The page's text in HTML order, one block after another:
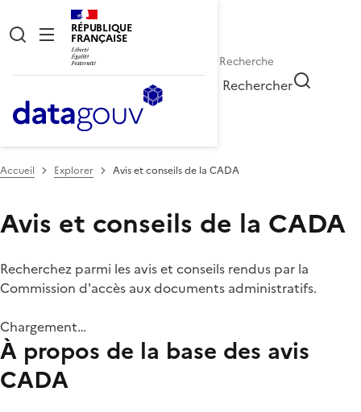
RÉPUBLIQUE
FRANÇAISE
Rechercher
Accueil Explorer Avis et conseils de la CADA
Avis et conseils de la CADA
Recherchez parmi les avis et conseils rendus par la
Commission d'accès aux documents administratifs.
Chargement…
À propos de la base des avis
CADA